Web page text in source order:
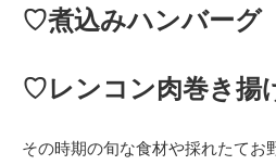
♡煮込みハンバーグ
♡レンコン肉巻き揚
その時期の旬な食材や採れたてお